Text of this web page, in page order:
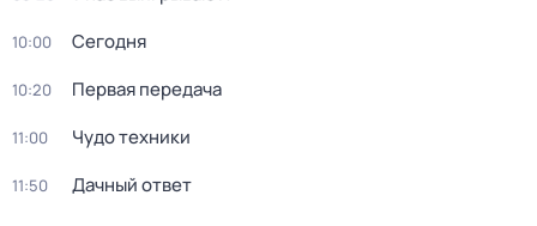
10:00 Сегодня
10:20 Первая передача
11:00 Чудо техники
11:50 Дачный ответ